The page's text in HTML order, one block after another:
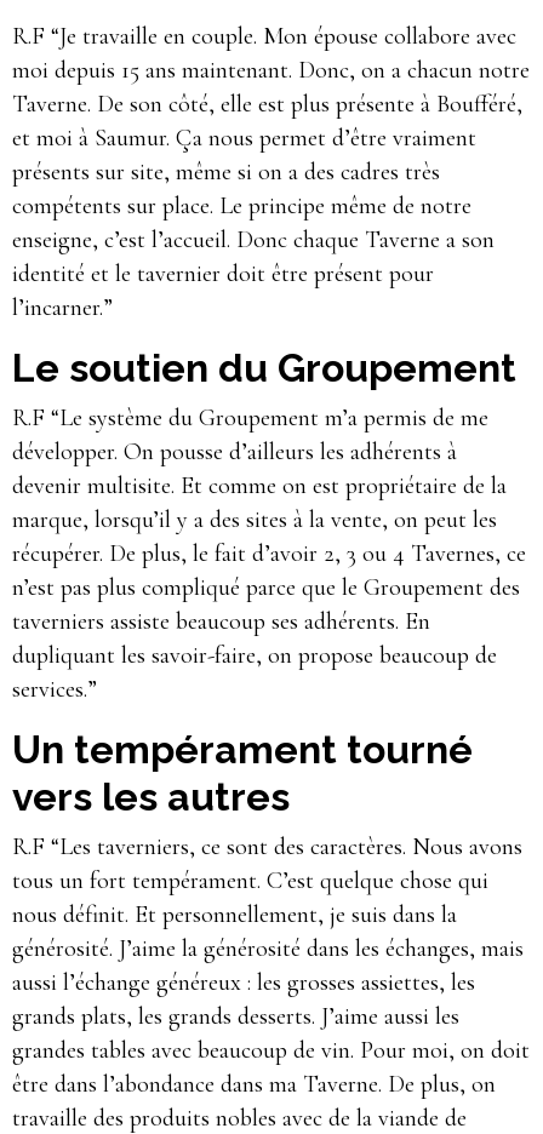
R.F “Je travaille en couple. Mon épouse collabore avec
moi depuis 15 ans maintenant. Donc, on a chacun notre
Taverne. De son côté, elle est plus présente à Boufféré,
et moi à Saumur. Ça nous permet d’être vraiment
présents sur site, même si on a des cadres très
compétents sur place. Le principe même de notre
enseigne, c’est l’accueil. Donc chaque Taverne a son
identité et le tavernier doit être présent pour
l’incarner.”
Le soutien du Groupement
R.F “Le système du Groupement m’a permis de me
développer. On pousse d’ailleurs les adhérents à
devenir multisite. Et comme on est propriétaire de la
marque, lorsqu’il y a des sites à la vente, on peut les
récupérer. De plus, le fait d’avoir 2, 3 ou 4 Tavernes, ce
n’est pas plus compliqué parce que le Groupement des
taverniers assiste beaucoup ses adhérents. En
dupliquant les savoir-faire, on propose beaucoup de
services.”
Un tempérament tourné
vers les autres
R.F “Les taverniers, ce sont des caractères. Nous avons
tous un fort tempérament. C’est quelque chose qui
nous définit. Et personnellement, je suis dans la
générosité. J’aime la générosité dans les échanges, mais
aussi l’échange généreux : les grosses assiettes, les
grands plats, les grands desserts. J’aime aussi les
grandes tables avec beaucoup de vin. Pour moi, on doit
être dans l’abondance dans ma Taverne. De plus, on
travaille des produits nobles avec de la viande de